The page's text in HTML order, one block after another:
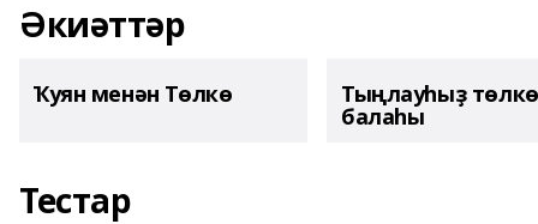
Әкиәттәр
Ҡуян менән Төлкө Тыңлауһыҙ төлкө
балаһы
Тестар